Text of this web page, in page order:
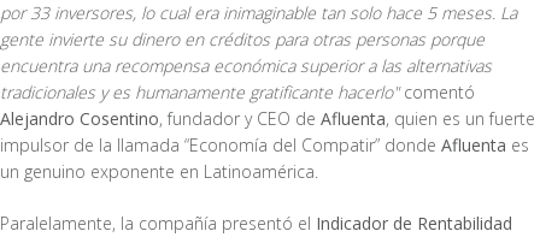
por 33 inversores, lo cual era inimaginable tan solo hace 5 meses. La
gente invierte su dinero en créditos para otras personas porque
encuentra una recompensa económica superior a las alternativas
tradicionales y es humanamente gratificante hacerlo"comentó
Alejandro Cosentino, fundador y CEO de Afluenta, quien es un fuerte
impulsor de la llamada “Economía del Compatir” donde Afluenta es
un genuino exponente en Latinoamérica.
Paralelamente, la compañía presentó el Indicador de Rentabilidad